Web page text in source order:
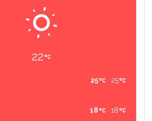
22
25
25
18
18